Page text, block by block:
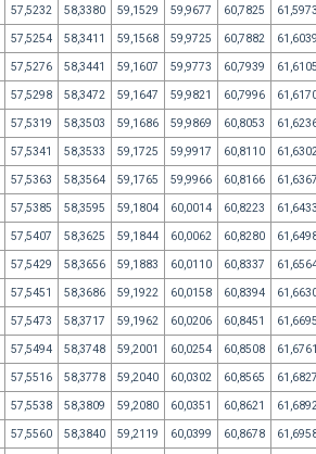
57,5232 58,3380 59,1529 59,9677 60,7825
57,5254 58,3411 59,1568 59,9725 60,7882
57,5276 58,3441 59,1607 59,9773 60,7939
57,5298 58,3472 59,1647 59,9821 60,7996
57,5319 58,3503 59,1686 59,9869 60,8053
57,5341 58,3533 59,1725 59,9917 60,8110
57,5363 58,3564 59,1765 59,9966 60,8166
57,5385 58,3595 59,1804 60,0014 60,8223
57,5407 58,3625 59,1844 60,0062 60,8280
57,5429 58,3656 59,1883 60,0110 60,8337
57,5451 58,3686 59,1922 60,0158 60,8394
57,5473 58,3717 59,1962 60,0206 60,8451
57,5494 58,3748 59,2001 60,0254 60,8508
57,5516 58,3778 59,2040 60,0302 60,8565
57,5538 58,3809 59,2080 60,0351 60,8621
57,5560 58,3840 59,2119 60,0399 60,8678